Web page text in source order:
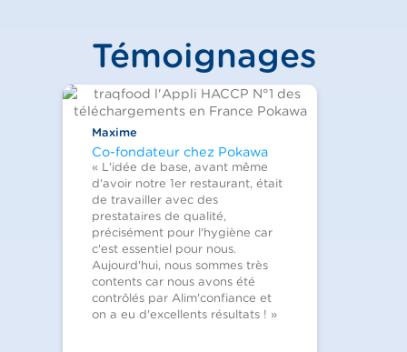
Témoignages
Maxime
Co-fondateur chez Pokawa
« L'idée de base, avant même
d'avoir notre 1er restaurant, était
de travailler avec des
prestataires de qualité,
précisément pour l'hygiène car
c'est essentiel pour nous.
Aujourd'hui, nous sommes très
contents car nous avons été
contrôlés par Alim'confiance et
on a eu d'excellents résultats ! »